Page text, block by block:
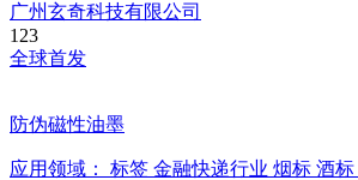
广州玄奇科技有限公司
123
全球首发
防伪磁性油墨
应用领域： 标签 金融快递行业 烟标 酒标